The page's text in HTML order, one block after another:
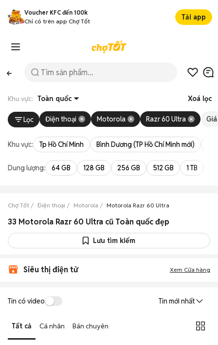
Voucher KFC đến 100k
Chỉ có trên app Chợ Tốt
Tải app
Khu vực: Toàn quốc Xoá lọc
Lọc Điện thoại Motorola Razr 60 Ultra Giá
Khu vực: Tp Hồ Chí Minh Bình Dương (TP Hồ Chí Minh mới)
Dung lượng: 64 GB 128 GB 256 GB 512 GB 1 TB
Chợ Tốt Điện thoại Motorola Motorola Razr 60 Ultra
33 Motorola Razr 60 Ultra cũ Toàn quốc đẹp
Lưu tìm kiếm
Siêu thị điện tử Xem Cửa hàng
Tin có video Tin mới nhất
Tất cả Cá nhân Bán chuyên